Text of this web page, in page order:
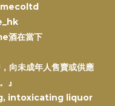
酒在當下
向未成年人售賣或供應
』
intoxicating liquor